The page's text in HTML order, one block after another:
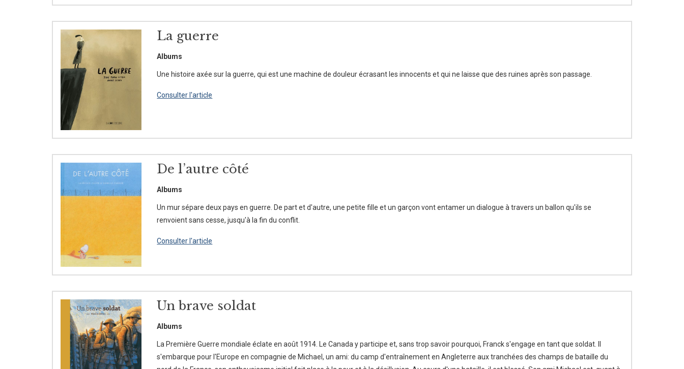
La guerre
Albums
Une histoire axée sur la guerre, qui est une machine de douleur écrasant les innocents et qui ne laisse que des ruines après son passage.
Consulter l'article
De l’autre côté
Albums
Un mur sépare deux pays en guerre. De part et d'autre, une petite fille et un garçon vont entamer un dialogue à travers un ballon qu'ils se
renvoient sans cesse, jusqu'à la fin du conflit.
Consulter l'article
Un brave soldat
Albums
La Première Guerre mondiale éclate en août 1914. Le Canada y participe et, sans trop savoir pourquoi, Franck s'engage en tant que soldat. Il
s'embarque pour l'Europe en compagnie de Michael, un ami: du camp d'entraînement en Angleterre aux tranchées des champs de bataille du